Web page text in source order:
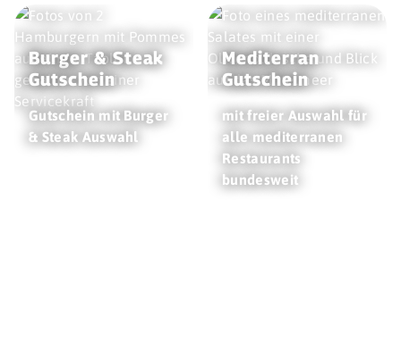
Burger & Steak
Gutschein
Gutschein mit Burger
& Steak Auswahl
Mediterran
Gutschein
mit freier Auswahl für
alle mediterranen
Restaurants
bundesweit